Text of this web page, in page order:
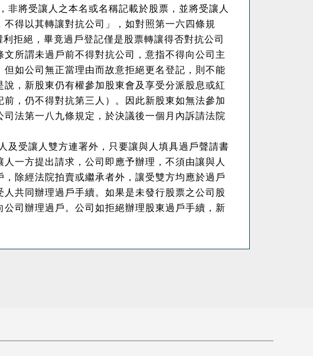
非將受讓人之本名或名稱記載於股票，並將受讓人
不得以其轉讓對抗公司」，如對照第一六四條規
利拒絕，畢竟過戶登記僅是股票轉讓得否對抗公司
文所謂未過戶前不得對抗公司，意指不得向公司主
如公司無正當理由而故意拒絕更名登記，則不能
說， 新股東仍有權參加股東會及享受分派股息或紅
，仍不得對抗第三人）。因此新股東如無法參加
法第一八九條規定，於決議後一個月內訴請法院
及受讓人雙方連署外，只要讓與人填具過戶聲請書
一方提出請求，公司即應予辦理，不須由讓與人
除經法院拍賣或繼承者外，讓受雙方均應於過戶
共同辦理過戶手續。如果是未發行股票之公司股
司辦理過戶。公司如拒絕辦理股東過戶手續，新